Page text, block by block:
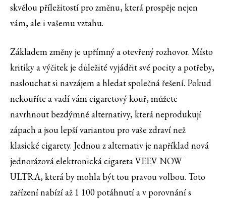
skvělou příležitostí pro změnu, která prospěje nejen
vám, ale i vašemu vztahu.
Základem změny je upřímný a otevřený rozhovor. Místo
kritiky a výčitek je důležité vyjádřit své pocity a potřeby,
naslouchat si navzájem a hledat společná řešení. Pokud
nekouříte a vadí vám cigaretový kouř, můžete
navrhnout bezdýmné alternativy, která neprodukují
zápach a jsou lepší variantou pro vaše zdraví než
klasické cigarety. Jednou z alternativ je například nová
jednorázová elektronická cigareta VEEV NOW
ULTRA, která by mohla být tou pravou volbou. Toto
zařízení nabízí až 1 100 potáhnutí a v porovnání s